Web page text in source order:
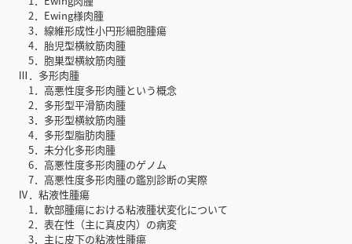
2．Ewing様肉腫
3．線維形成性小円形細胞腫瘍
4．胎児型横紋筋肉腫
5．胞巣型横紋筋肉腫
Ⅲ．多形肉腫
1．高悪性度多形肉腫という概念
2．多形型平滑筋肉腫
3．多形型横紋筋肉腫
4．多形型脂肪肉腫
5．未分化多形肉腫
6．高悪性度多形肉腫のゲノム
7．高悪性度多形肉腫の鑑別診断の実際
Ⅳ．粘液性腫瘍
1．軟部腫瘍における粘液腫状変化について
2．表在性（主に真皮内）の病変
3．主に皮下の粘液性腫瘍